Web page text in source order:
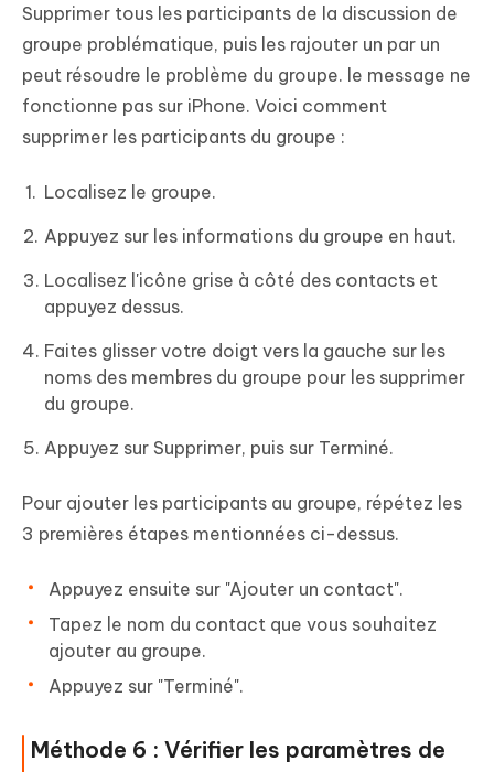
Supprimer tous les participants de la discussion de
groupe problématique, puis les rajouter un par un
peut résoudre le problème du groupe. le message ne
fonctionne pas sur iPhone. Voici comment
supprimer les participants du groupe :
Localisez le groupe.
Appuyez sur les informations du groupe en haut.
Localisez l'icône grise à côté des contacts et
appuyez dessus.
Faites glisser votre doigt vers la gauche sur les
noms des membres du groupe pour les supprimer
du groupe.
Appuyez sur Supprimer, puis sur Terminé.
Pour ajouter les participants au groupe, répétez les
3 premières étapes mentionnées ci-dessus.
Appuyez ensuite sur "Ajouter un contact".
Tapez le nom du contact que vous souhaitez
ajouter au groupe.
Appuyez sur "Terminé".
Méthode 6 : Vérifier les paramètres de